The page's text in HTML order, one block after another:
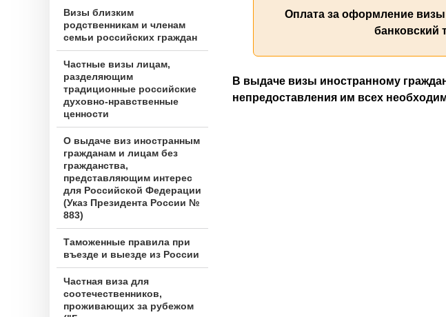
Оплата за оформление визы
банковский
В выдаче визы иностранному
непредоставления им всех
Визы близким
родственникам и членам
семьи российских граждан
Частные визы лицам,
разделяющим
традиционные российские
духовно-нравственные
ценности
О выдаче виз иностранным
гражданам и лицам без
гражданства,
представляющим интерес
для Российской Федерации
(Указ Президента России №
883)
Таможенные правила при
въезде и выезде из России
Частная виза для
соотечественников,
проживающих за рубежом